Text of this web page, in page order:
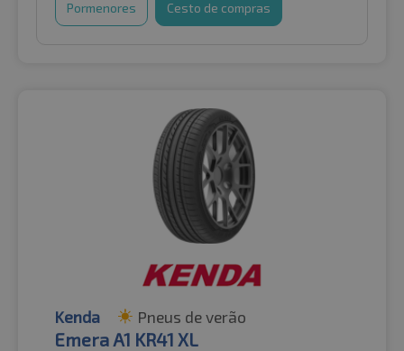
Pormenores Cesto de compras
Kenda Pneus de verão
Emera A1 KR41 XL